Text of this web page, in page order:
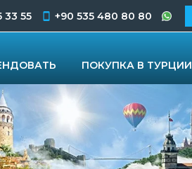
33 55 +90 535 480 80 80
ПОКУПКА В ТУРЦИИ